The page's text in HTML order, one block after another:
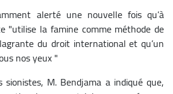
alerté une nouvelle fois qu’à
"utilise la famine comme méthode de
du droit international et qu’un
nos yeux "
sionistes, M. Bendjama a indiqué que,